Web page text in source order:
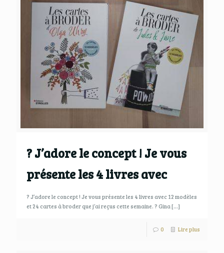
? J’adore le concept ! Je vous
présente les 4 livres avec
? J’adore le concept ! Je vous présente les 4 livres avec 12 modèles
et 24 cartes à broder que j’ai reçus cette semaine. ? Gina[…]
0 Lire plus